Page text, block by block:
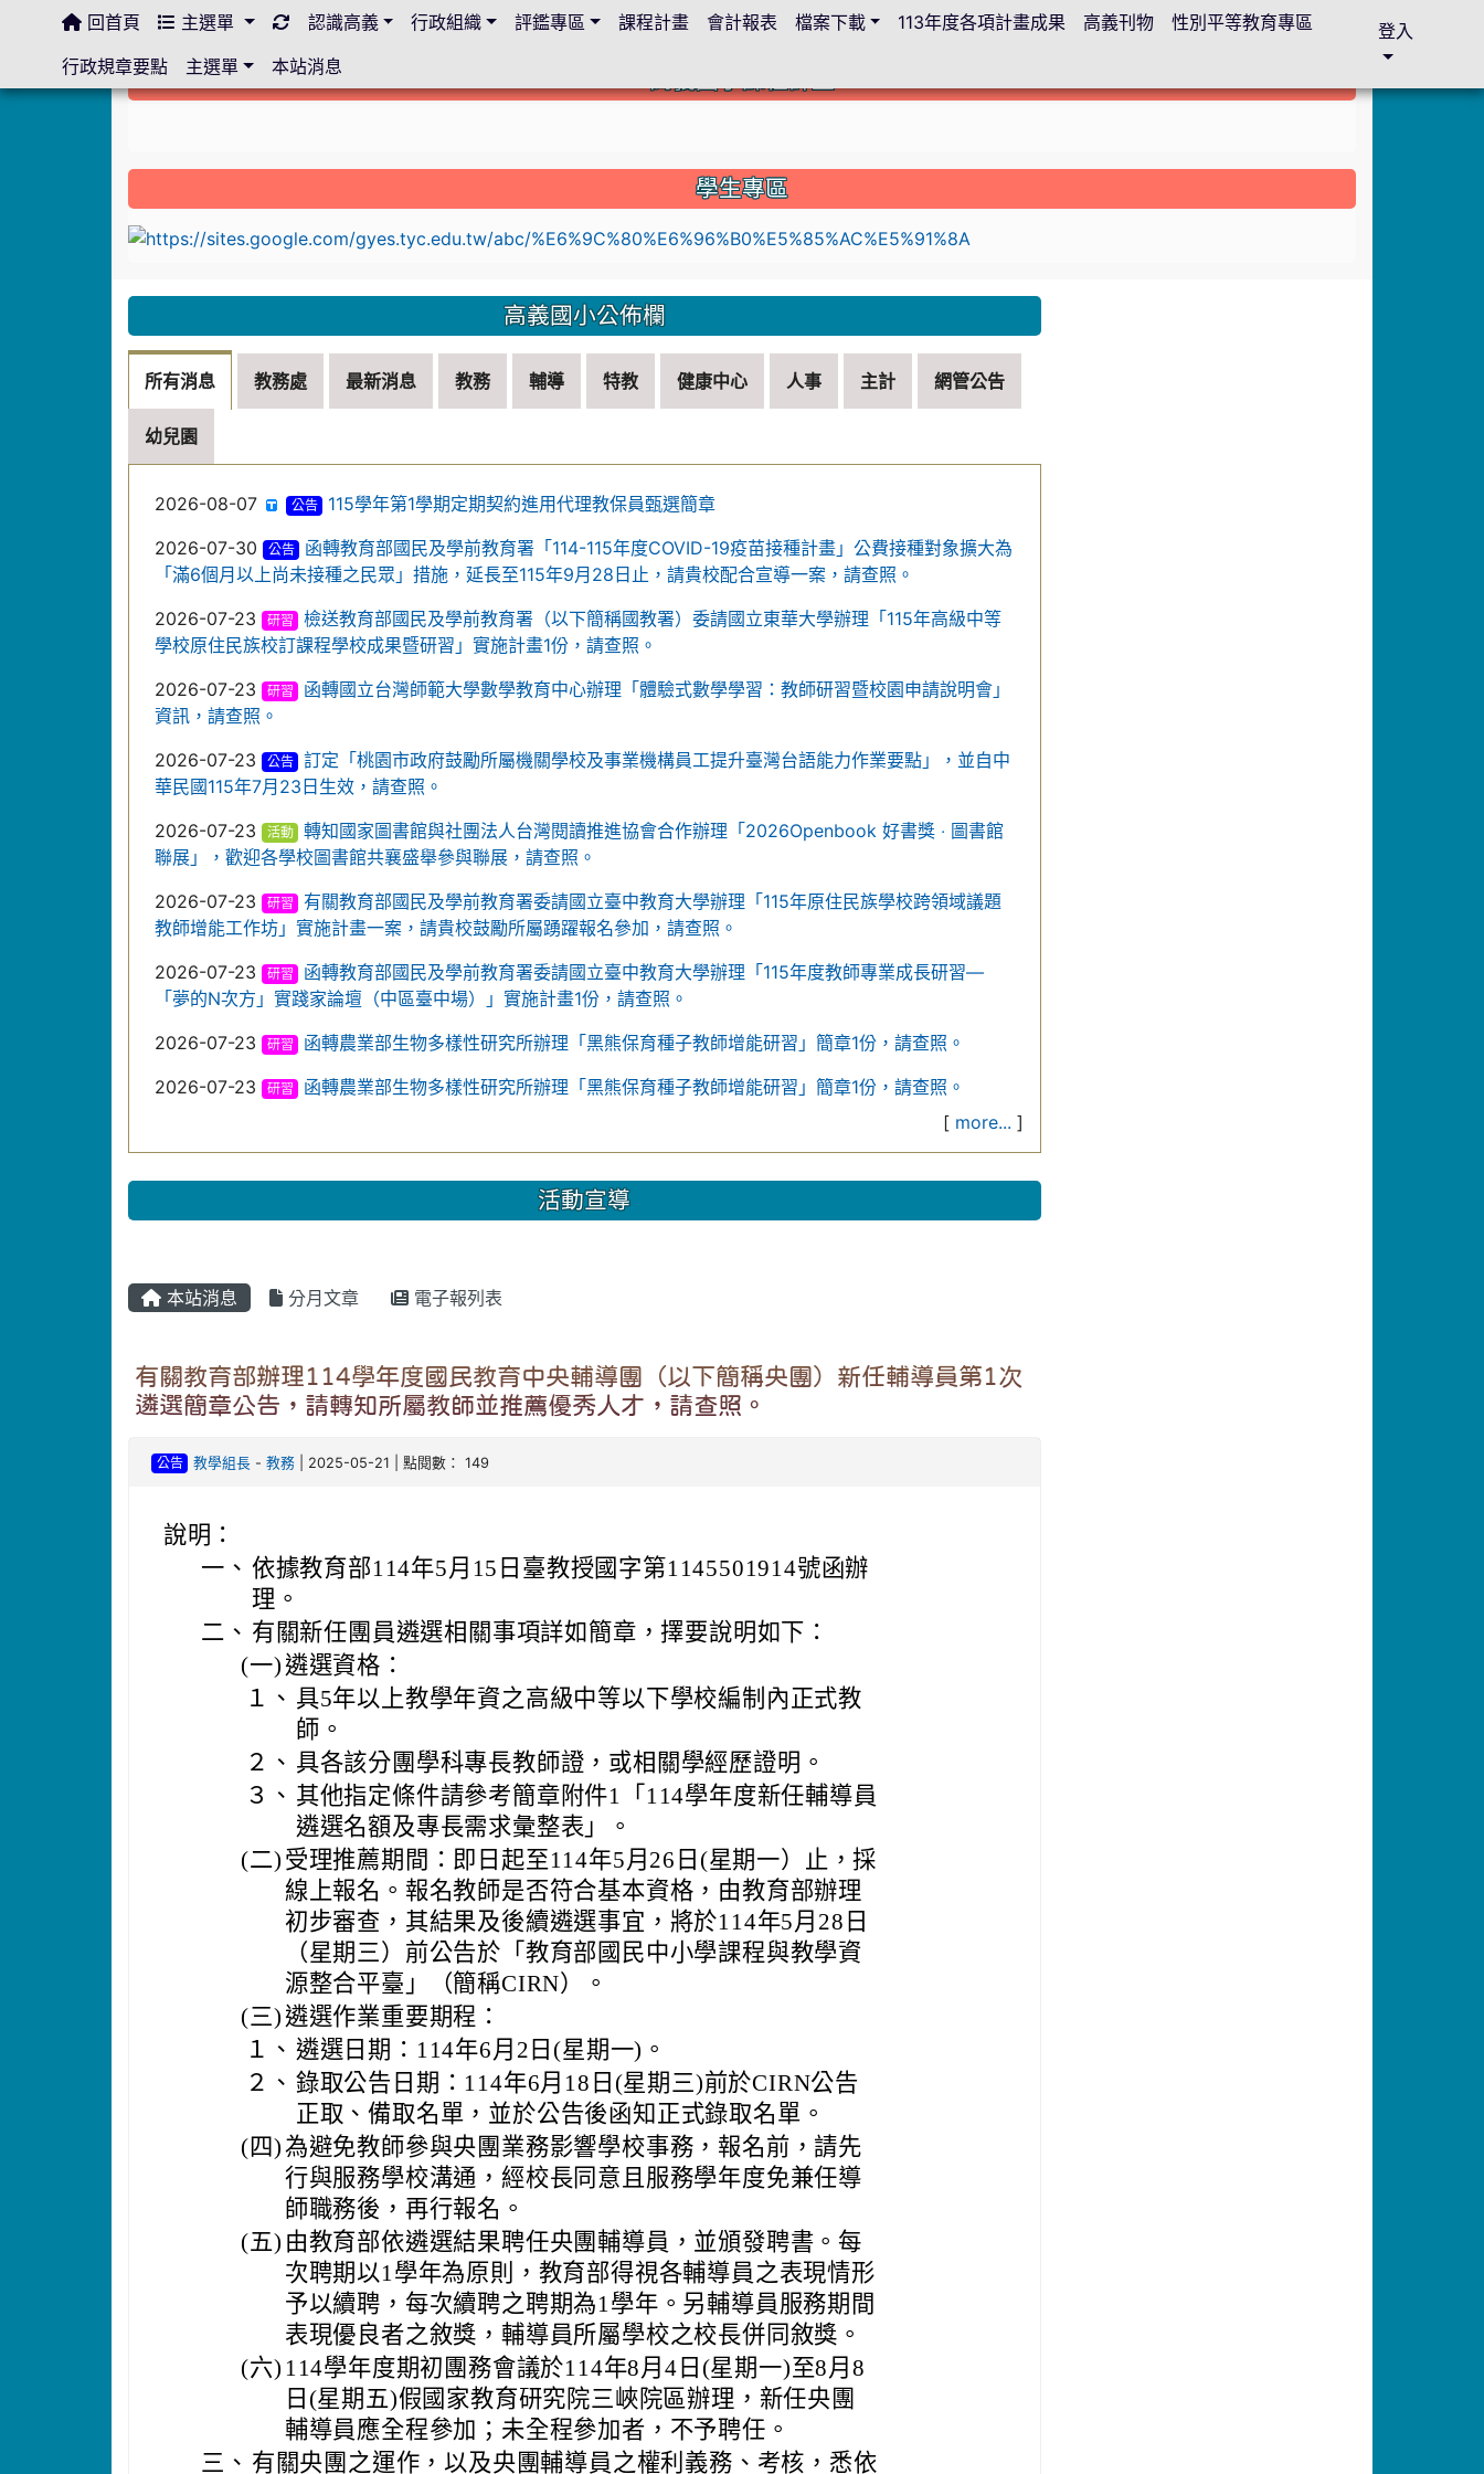
高義國小公佈欄
所有消息 教務處 最新消息 教務 輔導 特教 健康中心 人事 主計 網管公告
幼兒園
2026-08-07 公告
115學年第1學期定期契約進用代理教保員甄選簡章
2026-07-30
公告
函轉教育部國民及學前教育署「114-115年度COVID-19疫苗接種計畫」公費接種對象擴大為
「滿6個月以上尚未接種之民眾」措施，延長至115年9月28日止，請貴校配合宣導一案，請查照。
2026-07-23
研習
檢送教育部國民及學前教育署（以下簡稱國教署）委請國立東華大學辦理「115年高級中等
學校原住民族校訂課程學校成果暨研習」實施計畫1份，請查照。
2026-07-23
研習
函轉國立台灣師範大學數學教育中心辦理「體驗式數學學習：教師研習暨校園申請說明會」
資訊，請查照。
2026-07-23
公告
訂定「桃園市政府鼓勵所屬機關學校及事業機構員工提升臺灣台語能力作業要點」，並自中
華民國115年7月23日生效，請查照。
2026-07-23
活動
轉知國家圖書館與社團法人台灣閱讀推進協會合作辦理「2026Openbook 好書獎 ‧ 圖書館
聯展」，歡迎各學校圖書館共襄盛舉參與聯展，請查照。
2026-07-23
研習
有關教育部國民及學前教育署委請國立臺中教育大學辦理「115年原住民族學校跨領域議題
教師增能工作坊」實施計畫一案，請貴校鼓勵所屬踴躍報名參加，請查照。
2026-07-23
研習
函轉教育部國民及學前教育署委請國立臺中教育大學辦理「115年度教師專業成長研習—
「夢的N次方」實踐家論壇（中區臺中場）」實施計畫1份，請查照。
2026-07-23
研習
函轉農業部生物多樣性研究所辦理「黑熊保育種子教師增能研習」簡章1份，請查照。
2026-07-23
研習
函轉農業部生物多樣性研究所辦理「黑熊保育種子教師增能研習」簡章1份，請查照。
[ more... ]
活動宣導
本站消息 分月文章 電子報列表
有關教育部辦理114學年度國民教育中央輔導團（以下簡稱央團）新任輔導員第1次
遴選簡章公告，請轉知所屬教師並推薦優秀人才，請查照。
公告 教學組長 -教務 | 2025-05-21 | 點閱數： 149
說明：
一、 依據教育部114年5月15日臺教授國字第1145501914號函辦
理。
二、 有關新任團員遴選相關事項詳如簡章，擇要說明如下：
(一) 遴選資格：
１、 具5年以上教學年資之高級中等以下學校編制內正式教
師。
２、 具各該分團學科專長教師證，或相關學經歷證明。
３、 其他指定條件請參考簡章附件1「114學年度新任輔導員
遴選名額及專長需求彙整表」。
(二) 受理推薦期間：即日起至114年5月26日(星期一）止，採
線上報名。報名教師是否符合基本資格，由教育部辦理
初步審查，其結果及後續遴選事宜，將於114年5月28日
（星期三）前公告於「教育部國民中小學課程與教學資
源整合平臺」（簡稱CIRN）。
(三) 遴選作業重要期程：
１、 遴選日期：114年6月2日(星期一)。
２、 錄取公告日期：114年6月18日(星期三)前於CIRN公告
正取、備取名單，並於公告後函知正式錄取名單。
(四)為避免教師參與央團業務影響學校事務，報名前，請先
行與服務學校溝通，經校長同意且服務學年度免兼任導
師職務後，再行報名。
(五) 由教育部依遴選結果聘任央團輔導員，並頒發聘書。每
次聘期以1學年為原則，教育部得視各輔導員之表現情形
予以續聘，每次續聘之聘期為1學年。另輔導員服務期間
表現優良者之敘獎，輔導員所屬學校之校長併同敘獎。
(六) 114學年度期初團務會議於114年8月4日(星期一)至8月8
日(星期五)假國家教育研究院三峽院區辦理，新任央團
輔導員應全程參加；未全程參加者，不予聘任。
三、 有關央團之運作，以及央團輔導員之權利義務、考核，悉依
:::
學生專區
link to https://sites.google.com/gyes.tyc.edu.tw/abc/
回首頁 主選單 認識高義 行政組織 評鑑專區 課程計畫 會計報表 檔案下載 113年度各項計畫成果 高義刊物
性別平等教育專區
行政規章要點
主選單 本站消息
登入